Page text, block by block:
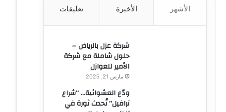
الأشهر الأخيرة تعليقات
شركة عزل بالرياض –
حلول شاملة مع شركة
الأمير للعوازل
مارس 21, 2025
ودّع العشوائية… “شراع
ترافيل” تُحدث ثورة في